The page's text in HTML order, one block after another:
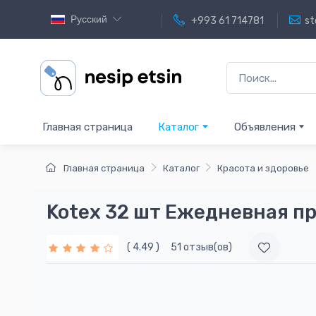
Русский +993 61 714781
Главная страница Каталог Объявления
Главная страница Каталог Красота и здоровье
Kotex 32 шт Ежедневная
( 4.49 ) 51 отзыв(ов)